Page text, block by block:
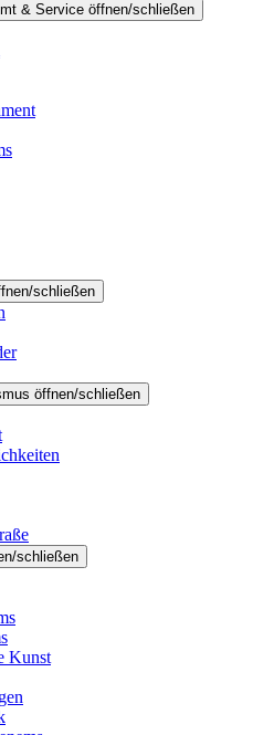
& Service öffnen/schließen
schließen
öffnen/schließen
schließen
Kunst